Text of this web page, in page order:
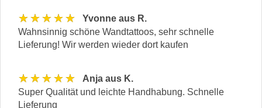
★★★★★
Yvonne aus R.
Wahnsinnig schöne Wandtattoos, sehr schnelle
Lieferung! Wir werden wieder dort kaufen
★★★★★
Anja aus K.
Super Qualität und leichte Handhabung. Schnelle
Lieferung